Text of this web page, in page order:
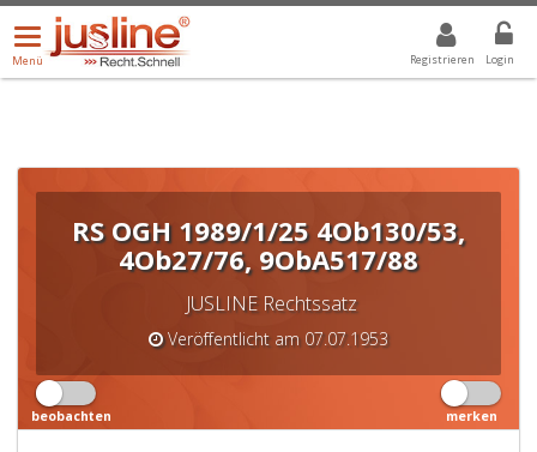
Registrieren Login
Menü
öffnen/schließen
Menü
ALLE DROPDOWN: GEWÄHLTER WERT IST ALLE
RS OGH 1989/1/25 4Ob130/53,
4Ob27/76, 9ObA517/88
JUSLINE Rechtssatz
Veröffentlicht am 07.07.1953
beobachten merken